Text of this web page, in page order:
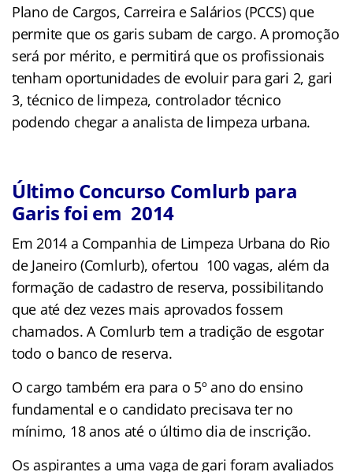
Plano de Cargos, Carreira e Salários (PCCS) que
permite que os garis subam de cargo. A promoção
será por mérito, e permitirá que os profissionais
tenham oportunidades de evoluir para gari 2, gari
3, técnico de limpeza, controlador técnico
podendo chegar a analista de limpeza urbana.
Último Concurso Comlurb para
Garis foi em 2014
Em 2014 a Companhia de Limpeza Urbana do Rio
de Janeiro (Comlurb), ofertou 100 vagas, além da
formação de cadastro de reserva, possibilitando
que até dez vezes mais aprovados fossem
chamados. A Comlurb tem a tradição de esgotar
todo o banco de reserva.
O cargo também era para o 5º ano do ensino
fundamental e o candidato precisava ter no
mínimo, 18 anos até o último dia de inscrição.
Os aspirantes a uma vaga de gari foram avaliados